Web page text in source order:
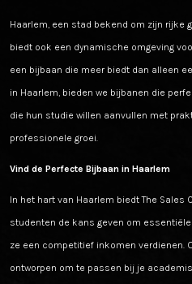
Haarlem, een stad bekend om zijn rijke
biedt ook een dynamische omgeving
een bijbaan die meer biedt dan alleen
in Haarlem, bieden we bijbanen die
die hun studie willen aanvullen met
professionele groei.
Vind de Perfecte Bijbaan in Haarlem
In het hart van Haarlem biedt The Sales
studenten de kans geven om
ze een competitief inkomen verdienen.
ontworpen om te passen bij je